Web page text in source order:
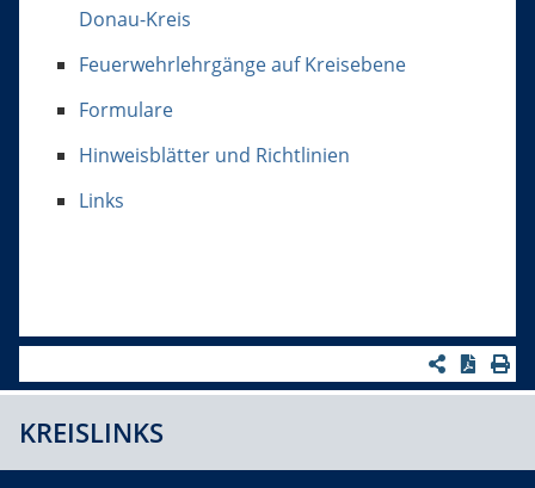
Donau-Kreis
Feuerwehrlehrgänge auf Kreisebene
Formulare
Hinweisblätter und Richtlinien
Links
KREISLINKS